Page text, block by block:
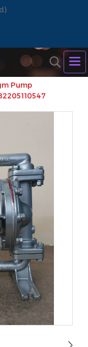
Pump